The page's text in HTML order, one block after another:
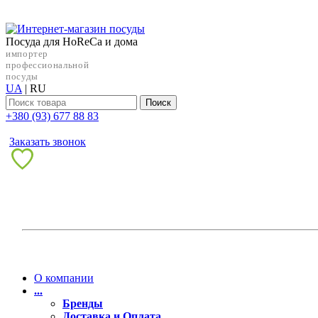
Посуда для HoReCa и дома
импортер
профессиональной
посуды
UA | RU
Поиск
+38‎0 (93) 677 88 83
Заказать звонок
О компании
...
Бренды